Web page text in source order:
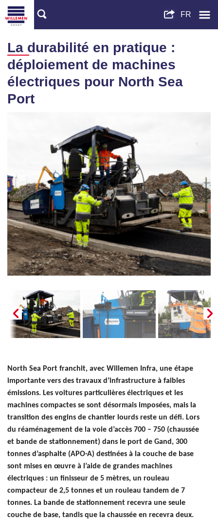
La durabilité en pratique :
déploiement de machines
électriques pour North Sea
Port
North Sea Port franchit, avec Willemen Infra, une étape
importante vers des travaux d’infrastructure à faibles
émissions. Les voitures particulières électriques et les
machines compactes se sont désormais imposées, mais la
transition des engins de chantier lourds reste un défi. Lors
du réaménagement de la voie d’accès 700 – 750 (chaussée
et bande de stationnement) dans le port de Gand, 300
tonnes d’asphalte (APO-A) destinées à la couche de base
sont mises en œuvre à l’aide de grandes machines
électriques : un finisseur de 5 mètres, un rouleau
compacteur de 2,5 tonnes et un rouleau tandem de 7
tonnes. La bande de stationnement recevra une seule
couche de base, tandis que la chaussée en recevra deux.